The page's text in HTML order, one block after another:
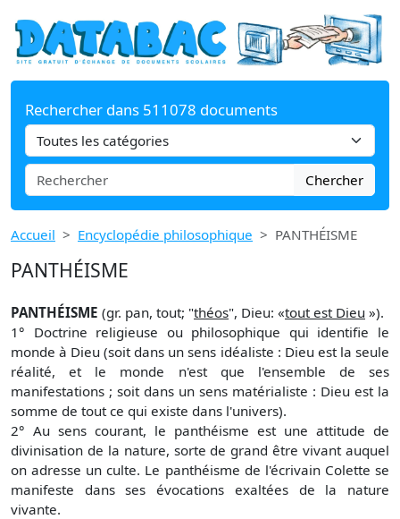
Rechercher dans 511078 documents
Chercher
Accueil Encyclopédie philosophique PANTHÉISME
PANTHÉISME
PANTHÉISME (gr. pan, tout; "théos", Dieu: «tout est Dieu »).
1° Doctrine religieuse ou philosophique qui identifie le
monde à Dieu (soit dans un sens idéaliste : Dieu est la seule
réalité, et le monde n'est que l'ensemble de ses
manifestations ; soit dans un sens matérialiste : Dieu est la
somme de tout ce qui existe dans l'univers).
2° Au sens courant, le panthéisme est une attitude de
divinisation de la nature, sorte de grand être vivant auquel
on adresse un culte. Le panthéisme de l'écrivain Colette se
manifeste dans ses évocations exaltées de la nature
vivante.